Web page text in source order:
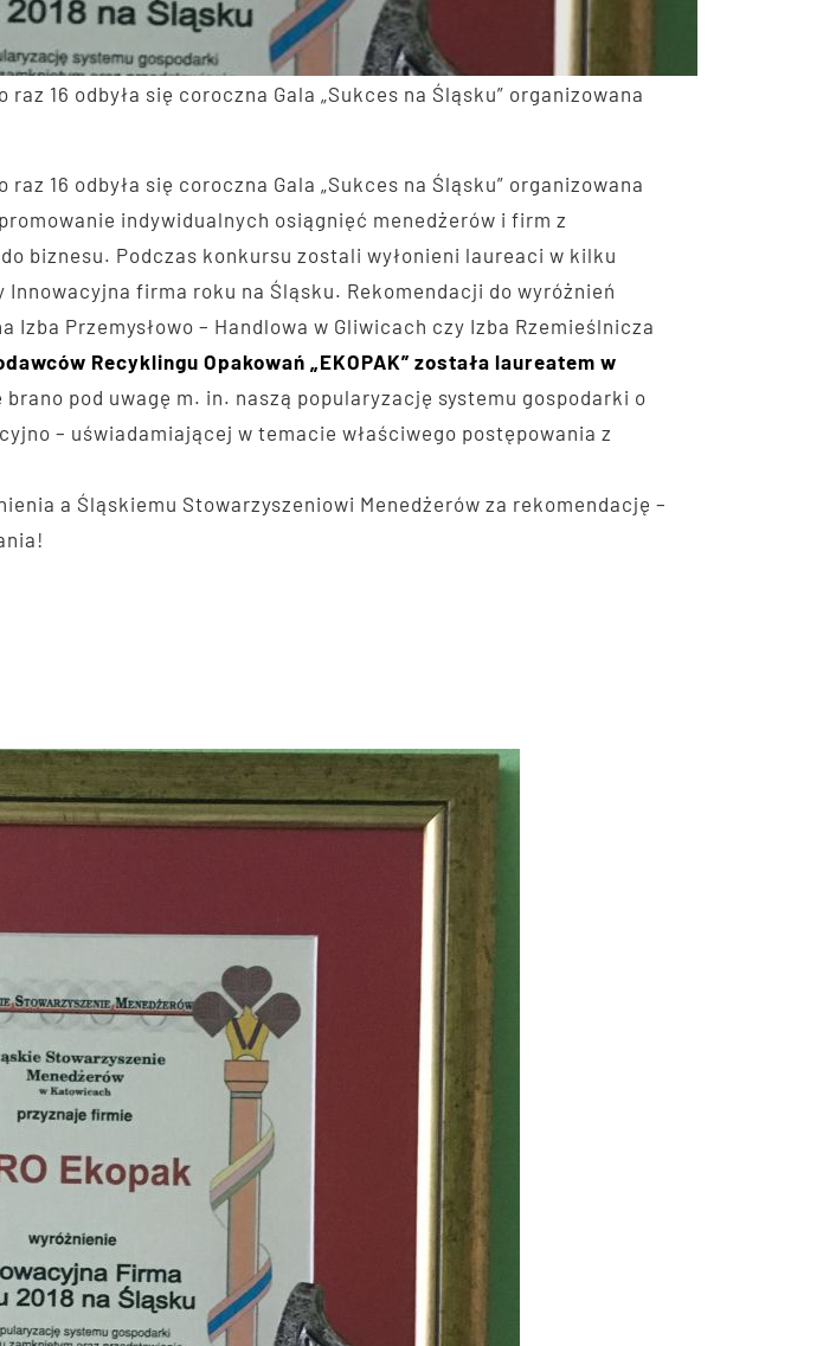
16 odbyła się coroczna Gala „Sukces na Śląsku” organizowana
16 odbyła się coroczna Gala „Sukces na Śląsku” organizowana
indywidualnych osiągnięć menedżerów i firm z
biznesu. Podczas konkursu zostali wyłonieni laureaci w kilku
firma roku na Śląsku. Rekomendacji do wyróżnień
Przemysłowo – Handlowa w Gliwicach czy Izba Rzemieślnicza
Recyklingu Opakowań „EKOPAK” została laureatem w
brano pod uwagę m. in. naszą popularyzację systemu gospodarki o
– uświadamiającej w temacie właściwego postępowania z
a Śląskiemu Stowarzyszeniowi Menedżerów za rekomendację –